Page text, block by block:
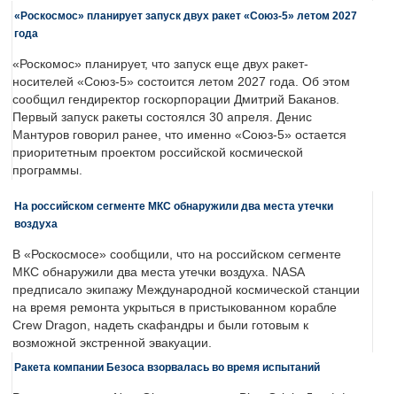
«Роскосмос» планирует запуск двух ракет «Союз-5» летом 2027
года
«Роскомос» планирует, что запуск еще двух ракет-
носителей «Союз-5» состоится летом 2027 года. Об этом
сообщил гендиректор госкорпорации Дмитрий Баканов.
Первый запуск ракеты состоялся 30 апреля. Денис
Мантуров говорил ранее, что именно «Союз-5» остается
приоритетным проектом российской космической
программы.
На российском сегменте МКС обнаружили два места утечки
воздуха
В «Роскосмосе» сообщили, что на российском сегменте
МКС обнаружили два места утечки воздуха. NASA
предписало экипажу Международной космической станции
на время ремонта укрыться в пристыкованном корабле
Crew Dragon, надеть скафандры и были готовым к
возможной экстренной эвакуации.
Ракета компании Безоса взорвалась во время испытаний